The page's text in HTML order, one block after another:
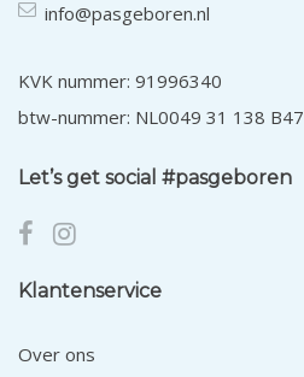
info@pasgeboren.nl
KVK nummer: 91996340
btw-nummer: NL0049 31 138 B47
Let’s get social #pasgeboren
Klantenservice
Over ons